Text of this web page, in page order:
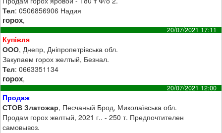
Тел: 0506856906 Надия
горох,
20/07/2021 17:11
Купівля
ООО, Днепр, Дніпропетрівська обл.
Закупаем горох желтый, Безнал.
Тел: 0663351134
горох,
20/07/2021 12:00
Продаж
СТОВ Златожар, Песчаный Брод, Миколаївська обл.
Продам горох желтый, 2021 г.. - 250 т. Предпочтителен
самовывоз.